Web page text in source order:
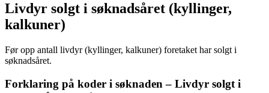
Livdyr solgt i søknadsåret (kyllinger,
kalkuner)
Før opp antall livdyr (kyllinger, kalkuner) foretaket har solgt i
søknadsåret.
Forklaring på koder i søknaden – Livdyr solgt i